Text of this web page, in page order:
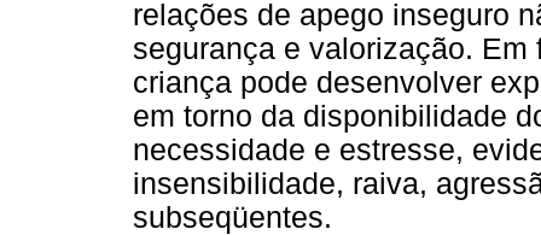
relações de apego inseguro
segurança e valorização.
criança pode desenvolver
em torno da disponibilidade
necessidade e estresse,
insensibilidade, raiva,
subseqüentes.